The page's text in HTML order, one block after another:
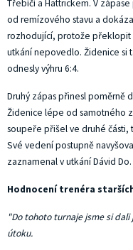
Třebíčí a Hattrickem. V
od remízového stavu a
rozhodující, protože překlopit
utkání nepovedlo. Židenice si
odnesly výhru 6:4.
Druhý zápas přinesl poměrně
Židenice lépe od samotného
soupeře přišel ve druhé části,
Své vedení postupně
zaznamenal v utkání Dávid Do.
Hodnocení trenéra
"Do tohoto turnaje jsme si
útoku.